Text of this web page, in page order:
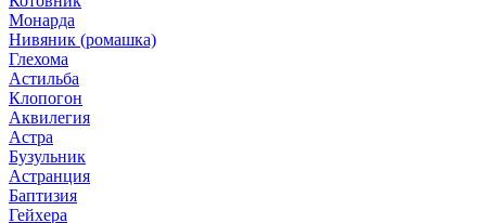
Монарда
Нивяник (ромашка)
Глехома
Астильба
Клопогон
Аквилегия
Астра
Бузульник
Астранция
Баптизия
Гейхера